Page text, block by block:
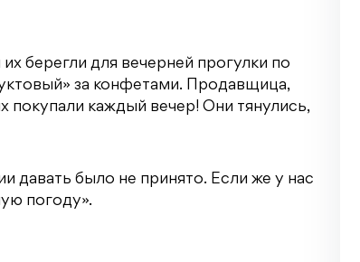
берегли для вечерней прогулки по
за конфетами. Продавщица,
покупали каждый вечер! Они тянулись,
давать было не принято. Если же у нас
погоду».